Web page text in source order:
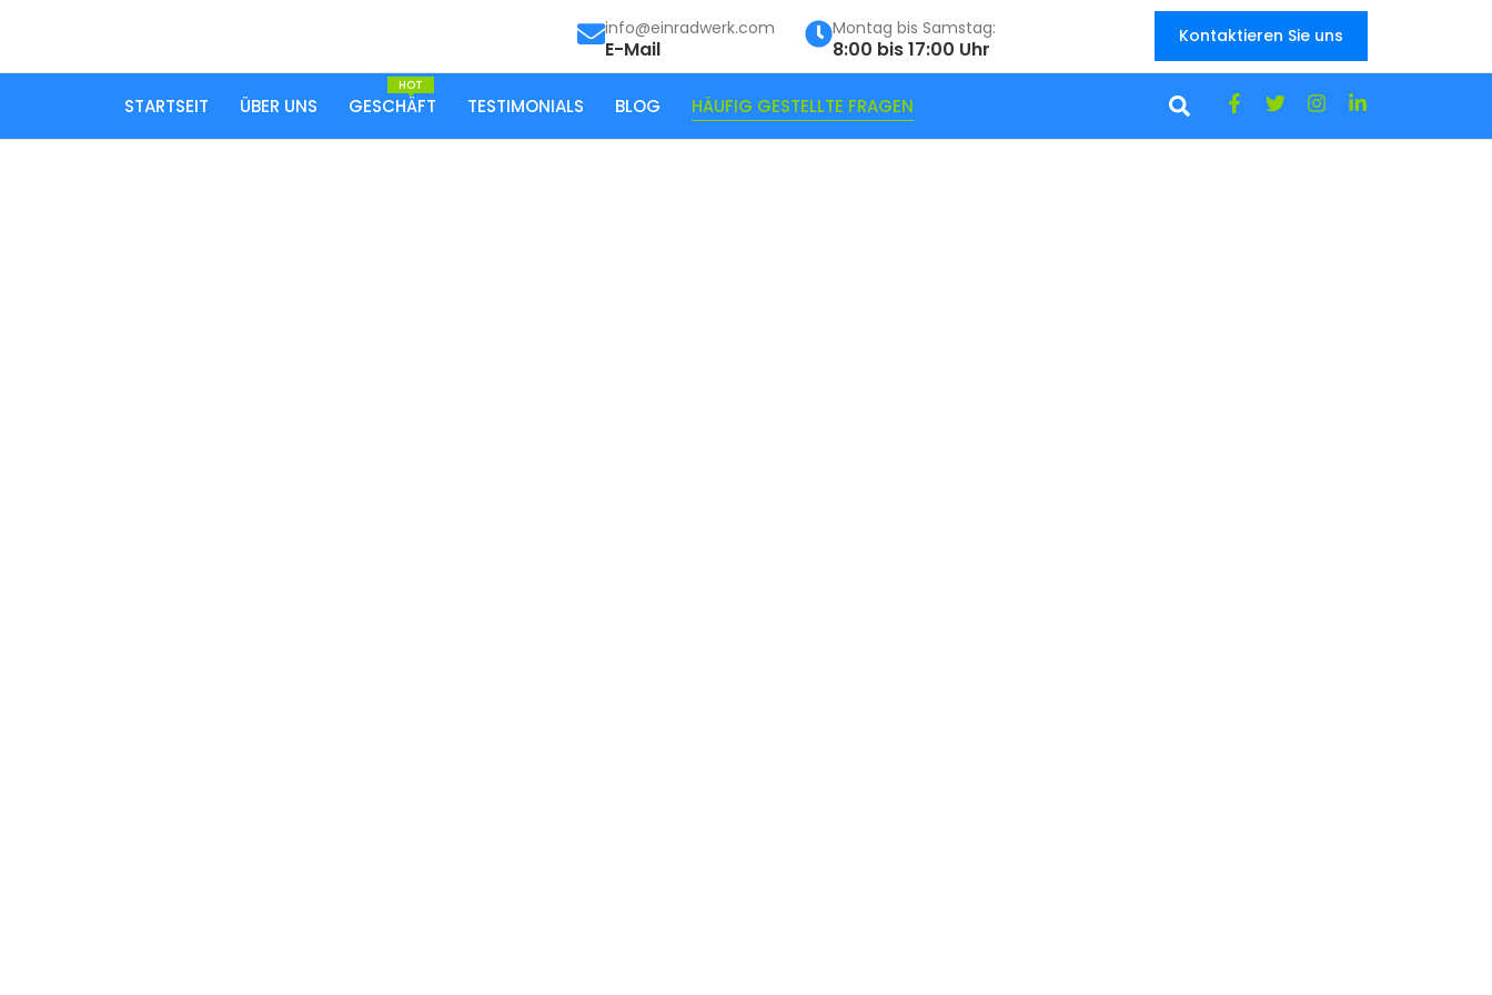
info@einradwerk.com
E-Mail
Montag bis Samstag:
8:00 bis 17:00 Uhr
Kontaktieren Sie uns
STARTSEIT ÜBER UNS GESCHÄFT
HOT
TESTIMONIALS BLOG HÄUFIG GESTELLTE FRAGEN